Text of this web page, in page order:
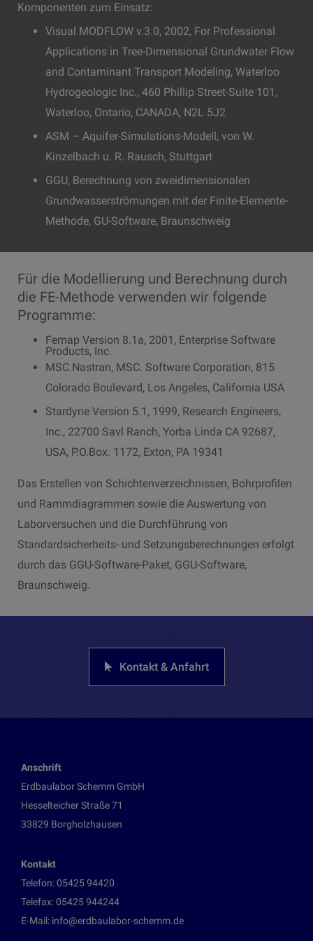
Komponenten zum Einsatz:
Visual MODFLOW v.3.0, 2002, For Professional
Applications in Tree-Dimensional Grundwater Flow
and Contaminant Transport Modeling, Waterloo
Hydrogeologic Inc., 460 Phillip Street-Suite 101,
Waterloo, Ontario, CANADA, N2L 5J2
ASM – Aquifer-Simulations-Modell, von W.
Kinzelbach u. R. Rausch, Stuttgart
GGU, Berechnung von zweidimensionalen
Grundwasserströmungen mit der Finite-Elemente-
Methode, GU-Software, Braunschweig
Für die Modellierung und Berechnung durch
die FE-Methode verwenden wir folgende
Programme:
Femap Version 8.1a, 2001, Enterprise Software
Products, Inc.
MSC.Nastran, MSC. Software Corporation, 815
Colorado Boulevard, Los Angeles, California USA
Stardyne Version 5.1, 1999, Research Engineers,
Inc., 22700 Savl Ranch, Yorba Linda CA 92687,
USA, P.O.Box. 1172, Exton, PA 19341
Das Erstellen von Schichtenverzeichnissen, Bohrprofilen
und Rammdiagrammen sowie die Auswertung von
Laborversuchen und die Durchführung von
Standardsicherheits- und Setzungsberechnungen erfolgt
durch das GGU-Software-Paket, GGU-Software,
Braunschweig.
Kontakt & Anfahrt
Anschrift
Erdbaulabor Schemm GmbH
Hesselteicher Straße 71
33829 Borgholzhausen
Kontakt
Telefon:05425 94420
Telefax: 05425 944244
E-Mail: info@erdbaulabor-schemm.de